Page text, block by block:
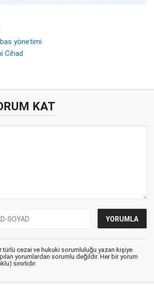
yönetimi
Cihad
KAT
türlü cezai ve hukuki sorumluluğu yazan kişiye
yorumlardan sorumlu değildir. Her bir yorum
sınırlıdır.